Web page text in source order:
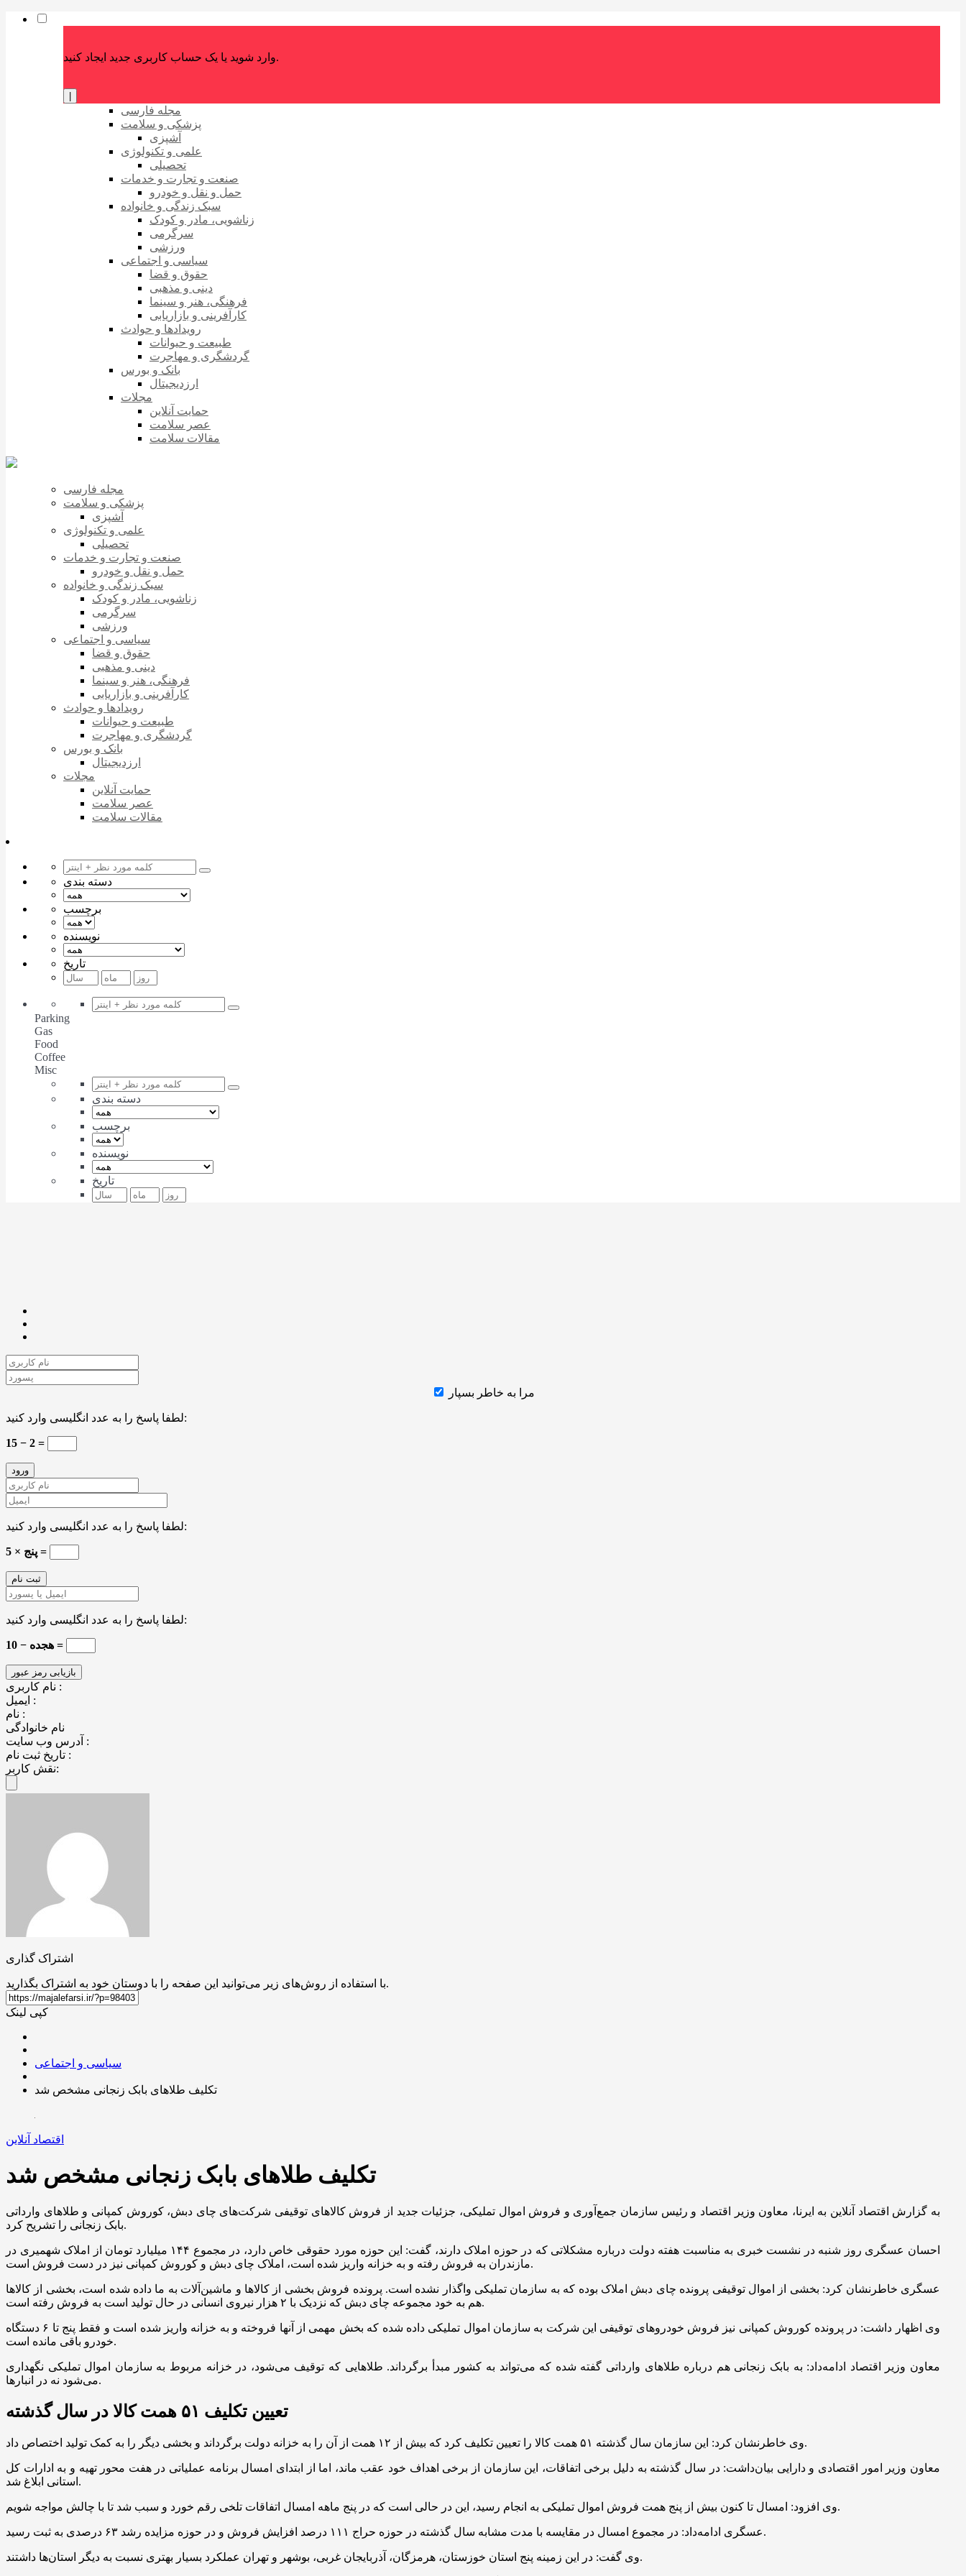
وارد شوید یا یک حساب کاربری جدید ایجاد کنید.
مجله فارسی
پزشکی و سلامت
آشپزی
علمی و تکنولوژی
تحصیلی
صنعت و تجارت و خدمات
حمل و نقل و خودرو
سبک زندگی و خانواده
زناشویی، مادر و کودک
سرگرمی
ورزشی
سیاسی و اجتماعی
حقوق و قضا
دینی و مذهبی
فرهنگی، هنر و سینما
کارآفرینی و بازاریابی
رویدادها و حوادث
طبیعت و حیوانات
گردشگری و مهاجرت
بانک و بورس
ارزدیجیتال
مجلات
حمایت آنلاین
عصر سلامت
مقالات سلامت
مجله فارسی
پزشکی و سلامت
آشپزی
علمی و تکنولوژی
تحصیلی
صنعت و تجارت و خدمات
حمل و نقل و خودرو
سبک زندگی و خانواده
زناشویی، مادر و کودک
سرگرمی
ورزشی
سیاسی و اجتماعی
حقوق و قضا
دینی و مذهبی
فرهنگی، هنر و سینما
کارآفرینی و بازاریابی
رویدادها و حوادث
طبیعت و حیوانات
گردشگری و مهاجرت
بانک و بورس
ارزدیجیتال
مجلات
حمایت آنلاین
عصر سلامت
مقالات سلامت
دسته بندی
برچسب
نویسنده
تاریخ
Parking
Gas
Food
Coffee
Misc
دسته بندی
برچسب
نویسنده
تاریخ
مرا به خاطر بسپار
لطفا پاسخ را به عدد انگلیسی وارد کنید:
15 − 2 =
لطفا پاسخ را به عدد انگلیسی وارد کنید:
5 × پنج =
لطفا پاسخ را به عدد انگلیسی وارد کنید:
هجده − 10 =
نام کاربری :
ایمیل :
نام :
نام خانوادگی
آدرس وب سایت :
تاریخ ثبت نام :
نقش کاربر:
اشتراک گذاری
با استفاده از روش‌های زیر می‌توانید این صفحه را با دوستان خود به اشتراک بگذارید.
کپی لینک
سیاسی و اجتماعی
تکلیف طلاهای بابک زنجانی مشخص شد
اقتصاد آنلاین
تکلیف طلاهای بابک زنجانی مشخص شد
به گزارش اقتصاد آنلاین به ایرنا، معاون وزیر اقتصاد و رئیس سازمان جمع‌آوری و فروش اموال تملیکی، جزئیات جدید از فروش کالا‌های توقیفی شرکت‌های چای دبش، کوروش کمپانی و طلا‌های وارداتی
بابک زنجانی را تشریح کرد.
احسان عسگری روز شنبه در نشست خبری به مناسبت هفته دولت درباره مشکلاتی که در حوزه املاک دارند، گفت: این حوزه مورد حقوقی خاص دارد، در مجموع ۱۴۴ میلیارد تومان از املاک شهمیری در
مازندران به فروش رفته و به خزانه واریز شده است، املاک چای دبش و کوروش کمپانی نیز در دست فروش است.
عسگری خاطرنشان کرد: بخشی از اموال توقیفی پرونده چای دبش املاک بوده که به سازمان تملیکی واگذار نشده است. پرونده فروش بخشی از کالا‌ها و ماشین‌آلات به ما داده شده است، بخشی از کالا‌ها
هم به خود مجموعه چای دبش که نزدیک با ۲ هزار نیروی انسانی در حال تولید است به فروش رفته است.
وی اظهار داشت: در پرونده کوروش کمپانی نیز فروش خودرو‌های توقیفی این شرکت به سازمان اموال تملیکی داده شده که بخش مهمی از آنها فروخته و به خزانه واریز شده است و فقط پنج تا ۶ دستگاه
خودرو باقی مانده است.
معاون وزیر اقتصاد ادامه‌داد: به بابک زنجانی هم درباره طلا‌های وارداتی گفته شده که می‌تواند به کشور مبدأ برگرداند. طلا‌هایی که توقیف می‌شود، در خزانه مربوط به سازمان اموال تملیکی نگهداری
می‌شود نه در انبارها.
تعیین تکلیف ۵۱ همت کالا در سال گذشته
وی خاطرنشان کرد: این سازمان سال گذشته ۵۱ همت کالا را تعیین تکلیف کرد که بیش از ۱۲ همت از آن را به خزانه دولت برگرداند و بخشی دیگر را به کمک تولید اختصاص داد.
معاون وزیر امور اقتصادی و دارایی بیان‌داشت: در سال گذشته به دلیل برخی اتفاقات، این سازمان از برخی اهداف خود عقب ماند، اما از ابتدای امسال برنامه عملیاتی در هفت محور تهیه و به ادارات کل
استانی ابلاغ شد.
وی افزود: امسال تا کنون بیش از پنج همت فروش اموال تملیکی به انجام رسید، این در حالی است که در پنج ماهه امسال اتفاقات تلخی رقم خورد و سبب شد تا با چالش مواجه شویم.
عسگری ادامه‌داد: در مجموع امسال در مقایسه با مدت مشابه سال گذشته در حوزه حراج ۱۱۱ درصد افزایش فروش و در حوزه مزایده رشد ۶۳ درصدی به ثبت رسید.
وی گفت: در این زمینه پنج استان خوزستان، هرمزگان، آذربایجان غربی، بوشهر و تهران عملکرد بسیار بهتری نسبت به دیگر استان‌ها داشتند.